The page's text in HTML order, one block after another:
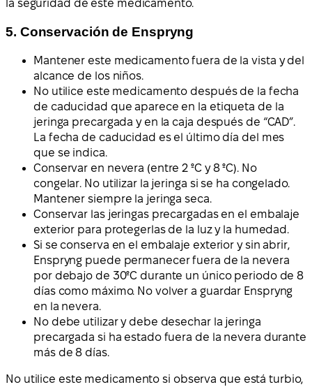
la seguridad de este medicamento.
5. Conservación de Enspryng
Mantener este medicamento fuera de la vista y del
alcance de los niños.
No utilice este medicamento después de la fecha
de caducidad que aparece en la etiqueta de la
jeringa precargada y en la caja después de “CAD”.
La fecha de caducidad es el último día del mes
que se indica.
Conservar en nevera (entre 2 ºC y 8 ºC). No
congelar. No utilizar la jeringa si se ha congelado.
Mantener siempre la jeringa seca.
Conservar las jeringas precargadas en el embalaje
exterior para protegerlas de la luz y la humedad.
Si se conserva en el embalaje exterior y sin abrir,
Enspryng puede permanecer fuera de la nevera
por debajo de 30ºC durante un único periodo de 8
días como máximo. No volver a guardar Enspryng
en la nevera.
No debe utilizar y debe desechar la jeringa
precargada si ha estado fuera de la nevera durante
más de 8 días.
No utilice este medicamento si observa que está turbio,